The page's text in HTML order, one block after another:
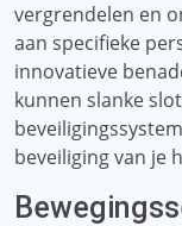
vergrendelen en
aan specifieke
innovatieve
kunnen slanke
beveiliging van je